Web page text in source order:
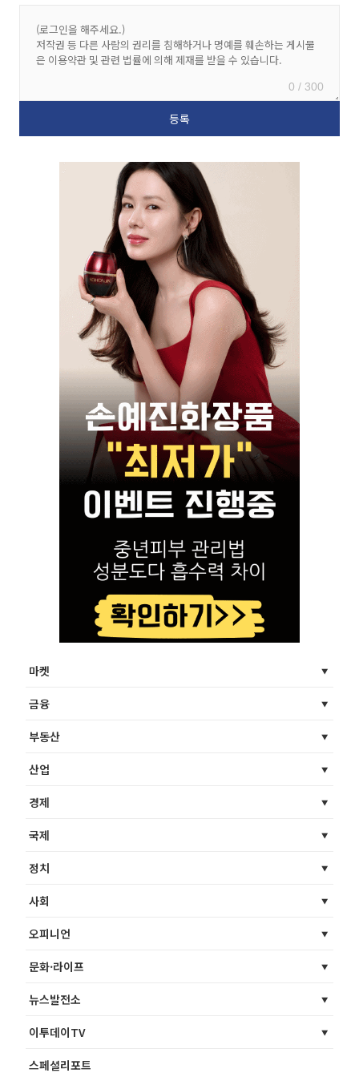
0 / 300
마켓
금융
부동산
산업
경제
국제
정치
사회
오피니언
문화·라이프
뉴스발전소
이투데이TV
스페셜리포트